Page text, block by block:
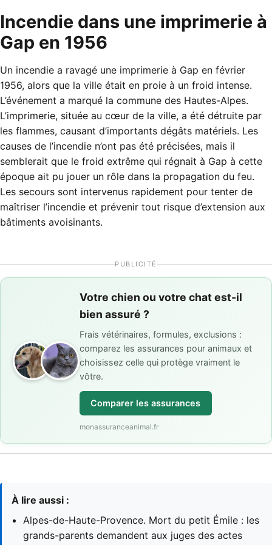
Incendie dans une imprimerie à
Gap en 1956
Un incendie a ravagé une imprimerie à Gap en février
1956, alors que la ville était en proie à un froid intense.
L’événement a marqué la commune des Hautes-Alpes.
L’imprimerie, située au cœur de la ville, a été détruite par
les flammes, causant d’importants dégâts matériels. Les
causes de l’incendie n’ont pas été précisées, mais il
semblerait que le froid extrême qui régnait à Gap à cette
époque ait pu jouer un rôle dans la propagation du feu.
Les secours sont intervenus rapidement pour tenter de
maîtriser l’incendie et prévenir tout risque d’extension aux
bâtiments avoisinants.
PUBLICITÉ
Votre chien ou votre chat est-il
bien assuré ?
Frais vétérinaires, formules, exclusions :
comparez les assurances pour animaux et
choisissez celle qui protège vraiment le
vôtre.
Comparer les assurances
monassuranceanimal.fr
À lire aussi :
Alpes-de-Haute-Provence. Mort du petit Émile : les
grands-parents demandent aux juges des actes